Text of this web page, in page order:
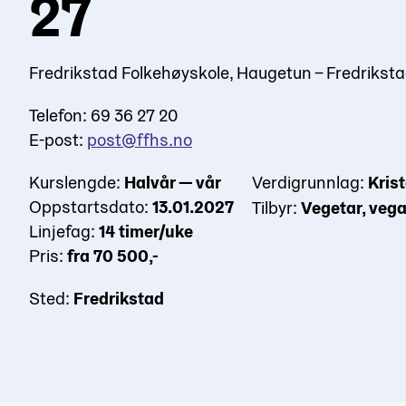
27
Fredrikstad Folkehøyskole, Haugetun –
Telefon: 69 36 27 20
E-post: post@ffhs.no
Kurslengde: Halvår — vår
Oppstartsdato: 13.01.2027
Linjefag: 14 timer/uke
Pris: fra 70 500,-
Verdigrunnlag:
Tilbyr: Vegetar,
Sted: Fredrikstad